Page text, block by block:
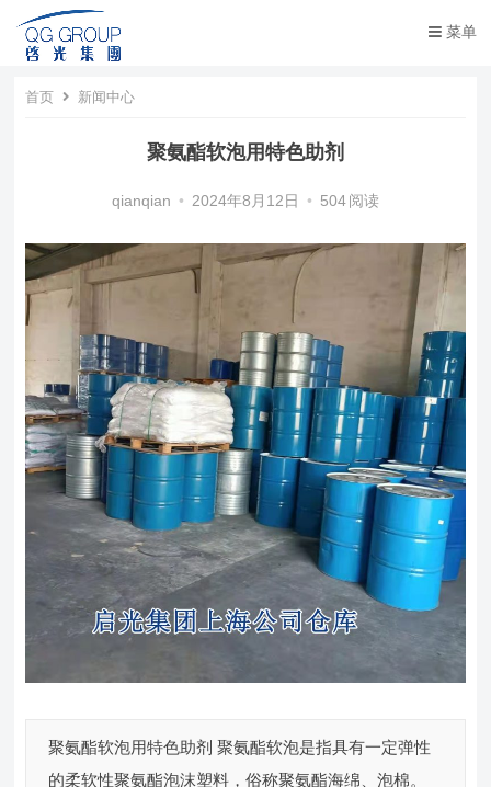
菜单
首页 新闻中心
聚氨酯软泡用特色助剂
qianqian • 2024年8月12日 • 504 阅读
聚氨酯软泡用特色助剂 聚氨酯软泡是指具有一定弹性
的柔软性聚氨酯泡沫塑料，俗称聚氨酯海绵、泡棉。